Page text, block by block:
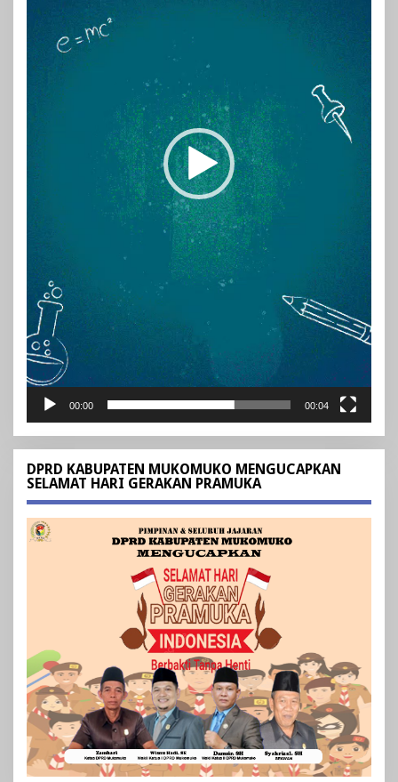
00:00 00:04
DPRD KABUPATEN MUKOMUKO MENGUCAPKAN
SELAMAT HARI GERAKAN PRAMUKA